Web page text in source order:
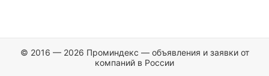
© 2016 — 2026 Проминдекс — объявления и заявки от
компаний в России